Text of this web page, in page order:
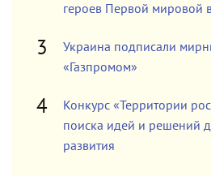
героев Первой мировой
Украина подписали
«Газпромом»
Конкурс «Территории
поиска идей и решений
развития